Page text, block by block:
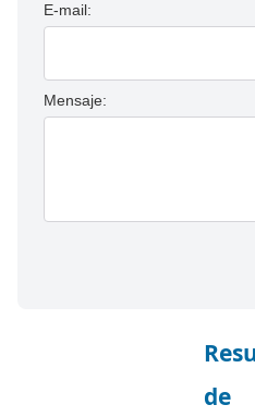
E-mail:
Mensaje:
de